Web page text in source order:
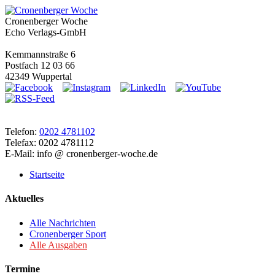
Cronenberger Woche
Echo Verlags-GmbH
Kemmannstraße 6
Postfach 12 03 66
42349 Wuppertal
Telefon: 0202 4781102
Telefax: 0202 4781112
E-Mail: info @ cronenberger-woche.de
Startseite
Aktuelles
Alle Nachrichten
Cronenberger Sport
Alle Ausgaben
Termine